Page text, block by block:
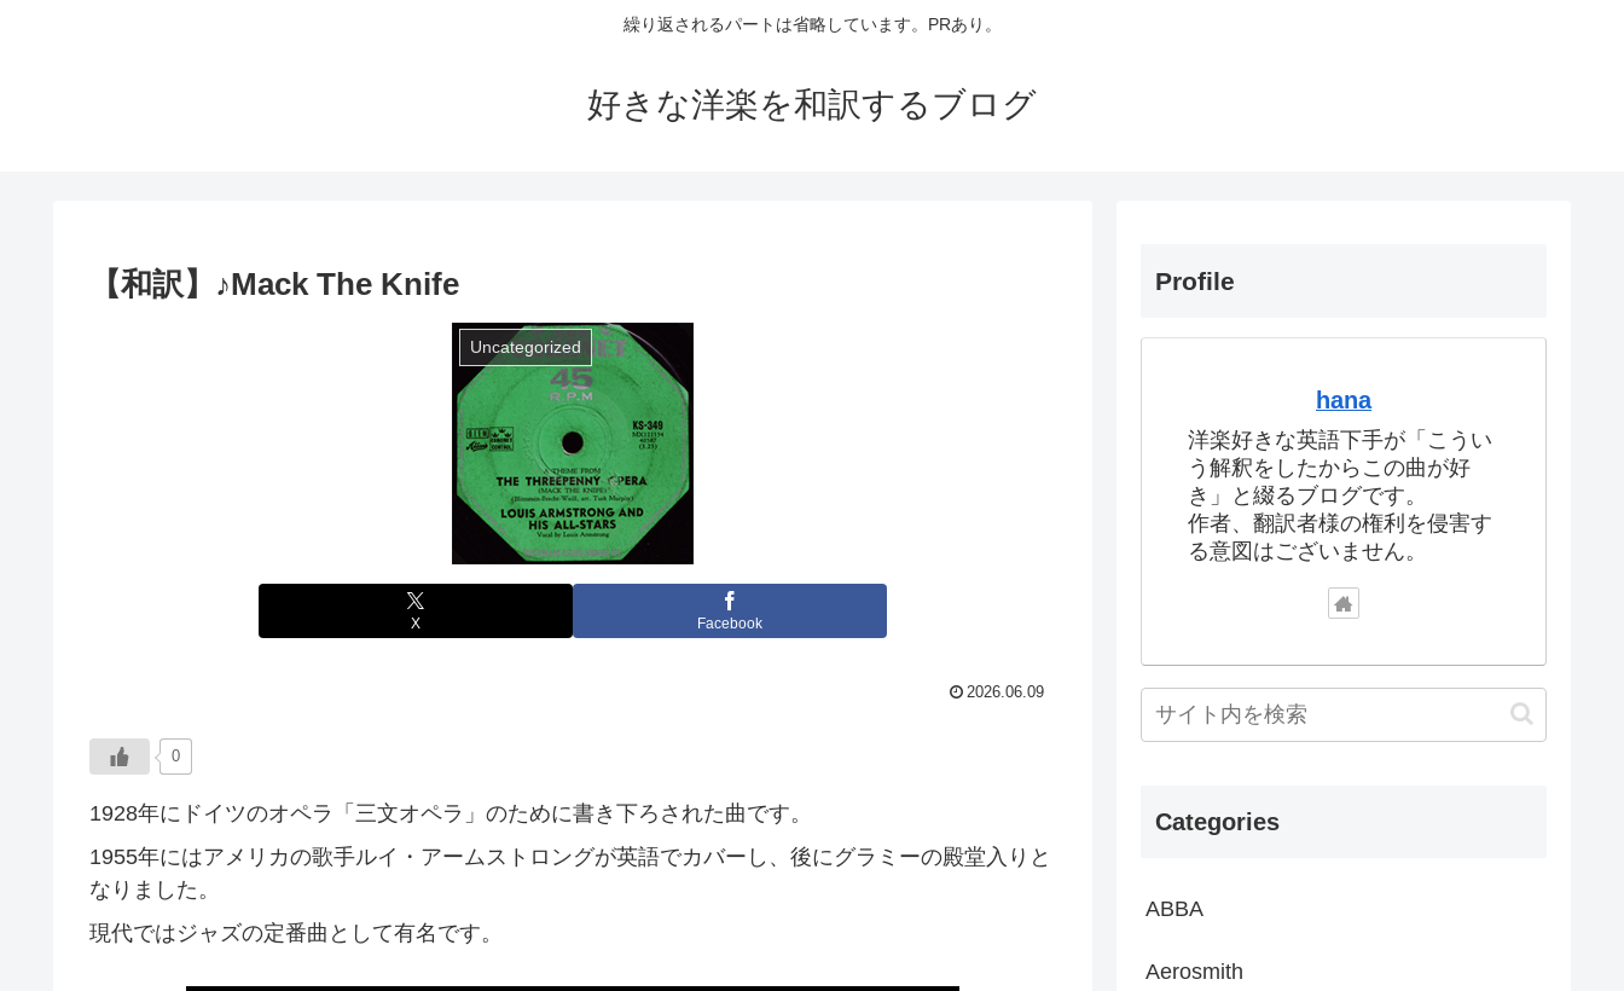
繰り返されるパートは省略しています。PRあり。
好きな洋楽を和訳するブログ
【和訳】♪Mack The Knife
Uncategorized
X Facebook
2026.06.09
0
1928年にドイツのオペラ「三文オペラ」のために書き下ろされた曲です。
1955年にはアメリカの歌手ルイ・アームストロングが英語でカバーし、後にグラミーの殿堂入りと
なりました。
現代ではジャズの定番曲として有名です。
Profile
hana
洋楽好きな英語下手が「こうい
う解釈をしたからこの曲が好
き」と綴るブログです。
作者、翻訳者様の権利を侵害す
る意図はございません。
Categories
ABBA
Aerosmith